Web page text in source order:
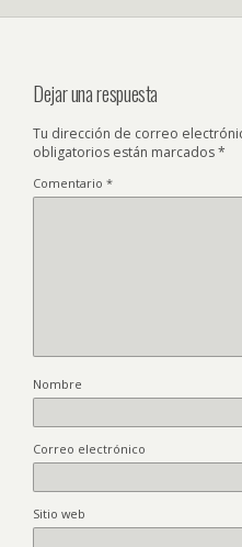
Dejar una respuesta
Tu dirección de correo
obligatorios están marcados*
Comentario *
Nombre
Correo electrónico
Sitio web